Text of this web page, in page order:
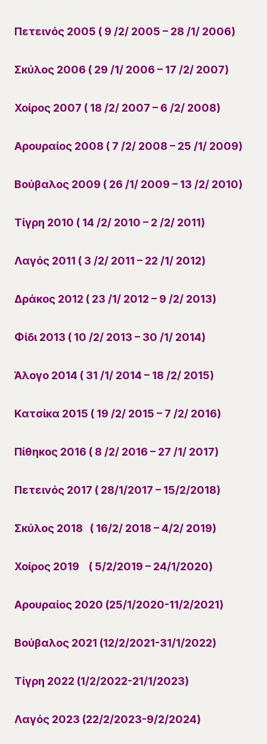
Πετεινός 2005 ( 9 /2/ 2005 – 28 /1/ 2006)
Σκύλος 2006 ( 29 /1/ 2006 – 17 /2/ 2007)
Χοίρος 2007 ( 18 /2/ 2007 – 6 /2/ 2008)
Αρουραίος 2008 ( 7 /2/ 2008 – 25 /1/ 2009)
Βούβαλος 2009 ( 26 /1/ 2009 – 13 /2/ 2010)
Τίγρη 2010 ( 14 /2/ 2010 – 2 /2/ 2011)
Λαγός 2011 ( 3 /2/ 2011 – 22 /1/ 2012)
Δράκος 2012 ( 23 /1/ 2012 – 9 /2/ 2013)
Φίδι 2013 ( 10 /2/ 2013 – 30 /1/ 2014)
Άλογο 2014 ( 31 /1/ 2014 – 18 /2/ 2015)
Κατσίκα 2015 ( 19 /2/ 2015 – 7 /2/ 2016)
Πίθηκος 2016 ( 8 /2/ 2016 – 27 /1/ 2017)
Πετεινός 2017 ( 28/1/2017 – 15/2/2018)
Σκύλος 2018 ( 16/2/ 2018 – 4/2/ 2019)
Χοίρος 2019 ( 5/2/2019 – 24/1/2020)
Αρουραίος 2020 (25/1/2020-11/2/2021)
Βούβαλος 2021 (12/2/2021-31/1/2022)
Τίγρη 2022 (1/2/2022-21/1/2023)
Λαγός 2023 (22/2/2023-9/2/2024)